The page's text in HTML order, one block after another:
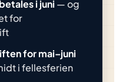
i juni — og
for
for mai–juni
i fellesferien